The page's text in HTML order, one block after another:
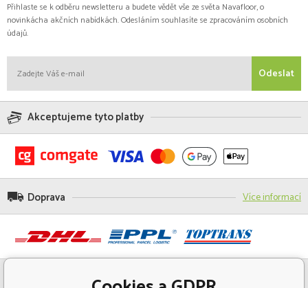
Přihlaste se k odběru newsletteru a budete vědět vše ze světa Navafloor, o
novinkácha akčních nabídkách. Odesláním souhlasíte se zpracováním osobních
údajů.
Odeslat
Akceptujeme tyto platby
Doprava Více informací